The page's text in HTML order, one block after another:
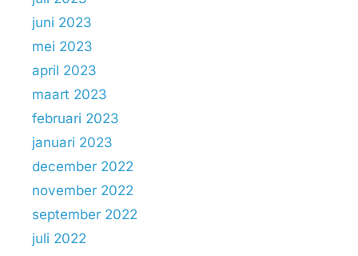
juni 2023
mei 2023
april 2023
maart 2023
februari 2023
januari 2023
december 2022
november 2022
september 2022
juli 2022